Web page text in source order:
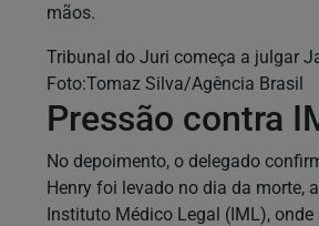
mãos.
Tribunal do Juri começa a julgar
Foto:Tomaz Silva/Agência Brasil
Pressão contra
No depoimento, o delegado
Henry foi levado no dia da morte,
Instituto Médico Legal (IML), onde